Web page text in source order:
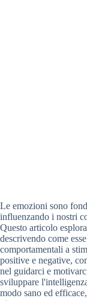
Le emozioni sono
influenzando i nostri
Questo articolo
descrivendo come
comportamentali a
positive e negative,
nel guidarci e
sviluppare
modo sano ed